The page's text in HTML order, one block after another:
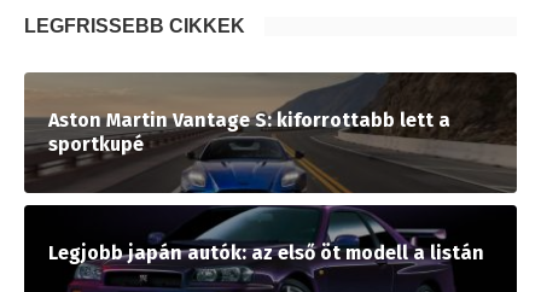
LEGFRISSEBB CIKKEK
Aston Martin Vantage S: kiforrottabb lett a
sportkupé
Legjobb japán autók: az első öt modell a listán